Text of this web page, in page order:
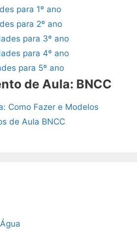
para 1º ano
para 2º ano
para 3º ano
para 4º ano
para 5º ano
de Aula: BNCC
Como Fazer e Modelos
de Aula BNCC